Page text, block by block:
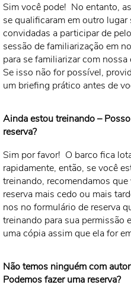
Sim você pode! No entanto,
se qualificaram em outro lugar
convidadas a participar de
sessão de familiarização em
para se familiarizar com nossa
Se isso não for possível,
um briefing prático antes de
Ainda estou treinando –
reserva?
Sim por favor! O barco fica
rapidamente, então, se você
treinando, recomendamos que
reserva mais cedo ou mais
nos no formulário de reserva
treinando para sua permissão
uma cópia assim que ela for
Não temos ninguém com
Podemos fazer uma reserva?